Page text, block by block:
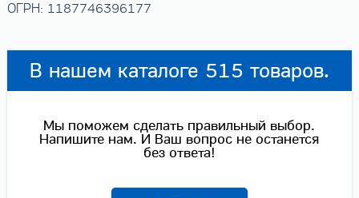
ОГРН: 1187746396177
В нашем каталоге 515 товаров.
Мы поможем сделать правильный выбор.
Напишите нам. И Ваш вопрос не останется
без ответа!